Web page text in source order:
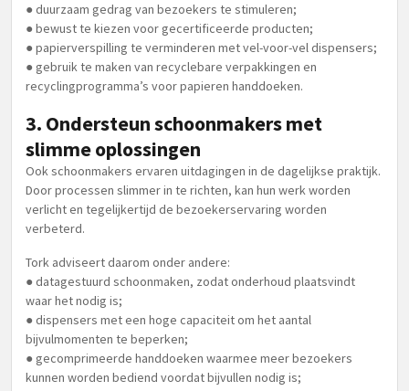
● duurzaam gedrag van bezoekers te stimuleren;
● bewust te kiezen voor gecertificeerde producten;
● papierverspilling te verminderen met vel-voor-vel dispensers;
● gebruik te maken van recyclebare verpakkingen en
recyclingprogramma’s voor papieren handdoeken.
3. Ondersteun schoonmakers met
slimme oplossingen
Ook schoonmakers ervaren uitdagingen in de dagelijkse praktijk.
Door processen slimmer in te richten, kan hun werk worden
verlicht en tegelijkertijd de bezoekerservaring worden
verbeterd.
Tork adviseert daarom onder andere:
● datagestuurd schoonmaken, zodat onderhoud plaatsvindt
waar het nodig is;
● dispensers met een hoge capaciteit om het aantal
bijvulmomenten te beperken;
● gecomprimeerde handdoeken waarmee meer bezoekers
kunnen worden bediend voordat bijvullen nodig is;